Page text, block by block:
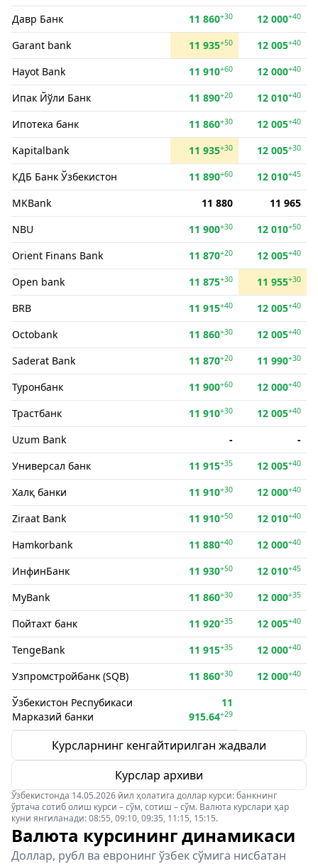
Давр Банк 11 860+30 12 000+40
Garant bank 11 935+50 12 005+40
Hayot Bank 11 910+60 12 000+40
Ипак Йўли Банк 11 890+20 12 010+40
Ипотека банк 11 860+30 12 005+40
Kapitalbank 11 935+30 12 005+30
КДБ Банк Ўзбекистон 11 890+60 12 010+45
MKBank 11 880
11 965
NBU
11 900+30 12 010+50
Orient Finans Bank 11 870+20 12 005+40
Open bank 11 875+30 11 955+30
BRB 11 915+40 12 005+40
Octobank 11 860+30 12 005+40
Saderat Bank 11 870+20 11 990+30
Туронбанк 11 900+60 12 000+40
Трастбанк 11 910+30 12 005+40
Uzum Bank -
-
Универсал банк
11 915+35 12 005+40
Халқ банки 11 910+30 12 000+40
Ziraat Bank 11 910+50 12 010+40
Hamkorbank 11 880+40 12 000+40
ИнфинБанк 11 930+50 12 010+45
MyBank 11 860+30 12 000+35
Пойтахт банк 11 920+35 12 005+40
TengeBank 11 915+35 12 000+40
Узпромстройбанк (SQB) 11 860+30 12 000+40
Ўзбекистон Респубикаси
Марказий банки
11
915.64+29
Курсларнинг кенгайтирилган жадвали
Курслар архиви
Ўзбекистонда 14.05.2026 йил ҳолатига доллар курси: банкнинг
ўртача сотиб олиш курси – сўм, сотиш – сўм. Валюта курслари ҳар
куни янгиланади: 08:55, 09:10, 09:35, 11:15, 15:15.
Валюта курсининг динамикаси
Доллар, рубл ва евронинг ўзбек сўмига нисбатан